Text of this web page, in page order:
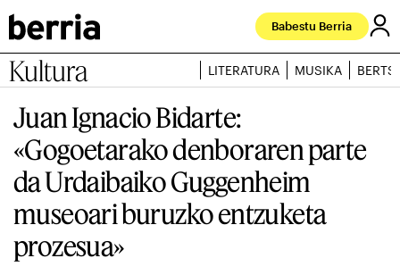
Babestu Berria
Kultura LITERATURA MUSIKA
Juan Ignacio Bidarte:
«Gogoetarako denboraren parte
da Urdaibaiko Guggenheim
museoari buruzko entzuketa
prozesua»